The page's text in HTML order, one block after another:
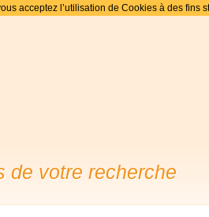
acceptez l’utilisation de Cookies à des fins
de votre recherche